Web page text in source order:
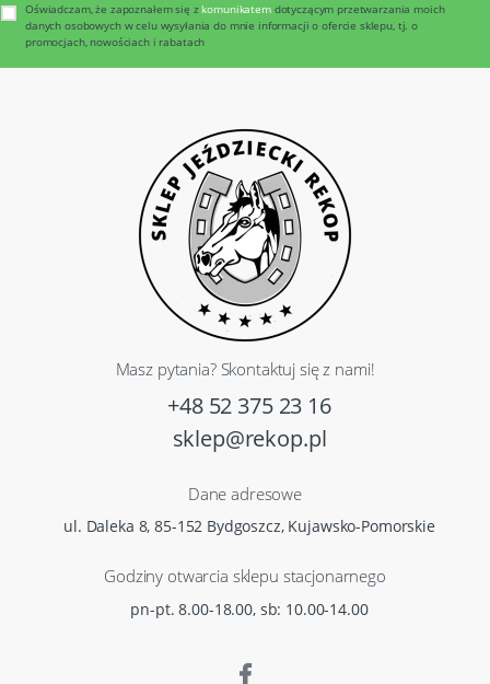
Oświadczam, że zapoznałem się z komunikatemdotyczącym przetwarzania moich
danych osobowych w celu wysyłania do mnie informacji o ofercie sklepu, tj. o
promocjach, nowościach i rabatach
Masz pytania? Skontaktuj się z nami!
+48 52 375 23 16
sklep@rekop.pl
Dane adresowe
ul. Daleka 8, 85-152 Bydgoszcz, Kujawsko-Pomorskie
Godziny otwarcia sklepu stacjonarnego
pn-pt. 8.00-18.00, sb: 10.00-14.00